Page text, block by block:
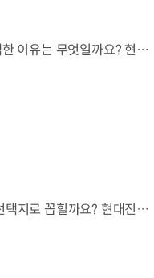
현대자동차 하이브리드 누적 판매 500만 대.많은 운전자들이 선택한 이유는 무엇일까요? 현대진행형 팟캐스트 EP.21에서 확인하세요.📻 #현대자동차그룹 #현대진행형 #모빌리티팟캐스트 #하이브리드 #연료 #미래모빌리티 #모빌리티
오랫동안 미래 에너지로 사용되어 온 수소.왜 지금까지도 중요한 선택지로 꼽힐까요? 현대진행형 팟캐스트 EP.21에서 확인하세요.📻 #현대자동차그룹 #현대진행형 #모빌리티팟캐스트 #수소전기차 #수소에너지 #연료 #미래모빌리티 #모빌리티